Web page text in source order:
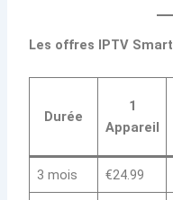
Les offres IPTV
Durée
1
Appareil
3 mois €24.99